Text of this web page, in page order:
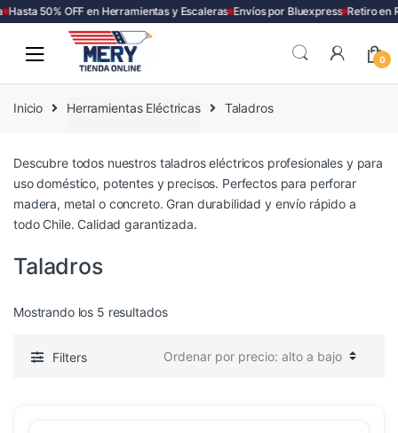
Hasta 50% OFF en Herramientas y Escaleras Envíos por Bluexpress Retiro en
0
Inicio Herramientas Eléctricas Taladros
Descubre todos nuestros taladros eléctricos profesionales y para
uso doméstico, potentes y precisos. Perfectos para perforar
madera, metal o concreto. Gran durabilidad y envío rápido a
todo Chile. Calidad garantizada.
Taladros
Mostrando los 5 resultadosOrdenado
precio:
Filters